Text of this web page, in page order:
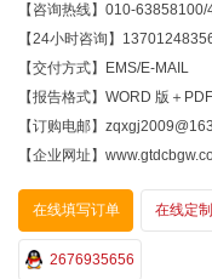
【咨询热线】010-
【24小时咨询】
【交付方式】EMS/E-MAIL
【报告格式】WORD 版＋
【订购电邮】
【企业网址】
在线填写订单 在线定
2676935656